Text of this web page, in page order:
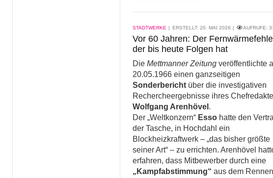
STADTWERKE ERSTELLT: 20. MAI 2026 AUFRUFE:
Vor 60 Jahren: Der
der bis heute Folgen hat
Die Mettmanner Zeitung veröffentlichte
20.05.1966 einen ganzseitigen
Sonderbericht über die investigativen
Rechercheergebnisse ihres
Wolfgang Arenhövel .
Der „Weltkonzern“ Esso hatte den
der Tasche, in Hochdahl ein
Blockheizkraftwerk – „das bisher größte
seiner Art“ – zu errichten. Arenhövel
erfahren, dass Mitbewerber durch eine
„Kampfabstimmung“ aus dem Rennen